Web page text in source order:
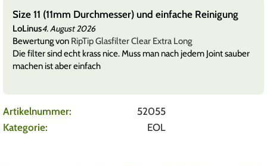
Size 11 (11mm Durchmesser) und einfache Reinigung
LoLinus4. August 2026
Bewertung von RipTip Glasfilter Clear Extra Long
Die filter sind echt krass nice. Muss man nach jedem Joint sauber
machen ist aber einfach
Artikelnummer:
52055
Kategorie:
EOL